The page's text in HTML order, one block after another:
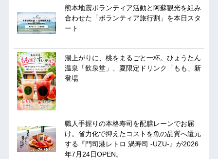
熊本地震ボランティア活動と阿蘇観光を組み
合わせた「ボランティア旅行割」を本日スタ
ート
湯上がりに、桃をまるごと一杯。ひょうたん
温泉「飲泉堂」、夏限定ドリンク「もも」新
登場
職人手握りの本格寿司を配膳レーンでお届
け。省力化で抑えたコストを魚の品質へ還元
する『門司港レトロ 渦寿司 -UZU-』が2026
年7月24日OPEN。